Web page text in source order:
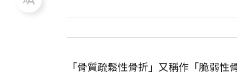
「骨質疏鬆性骨折」又稱作「脆弱